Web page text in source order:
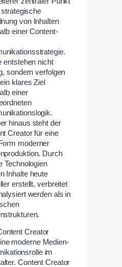
strategische
von Inhalten
einer Content-
entstehen nicht
sondern verfolgen
klares Ziel
einer
hinaus steht der
Creator für eine
moderner
Durch
Technologien
Inhalte heute
erstellt, verbreitet
werden als in
Creator
moderne Medien-
im
Content Creator